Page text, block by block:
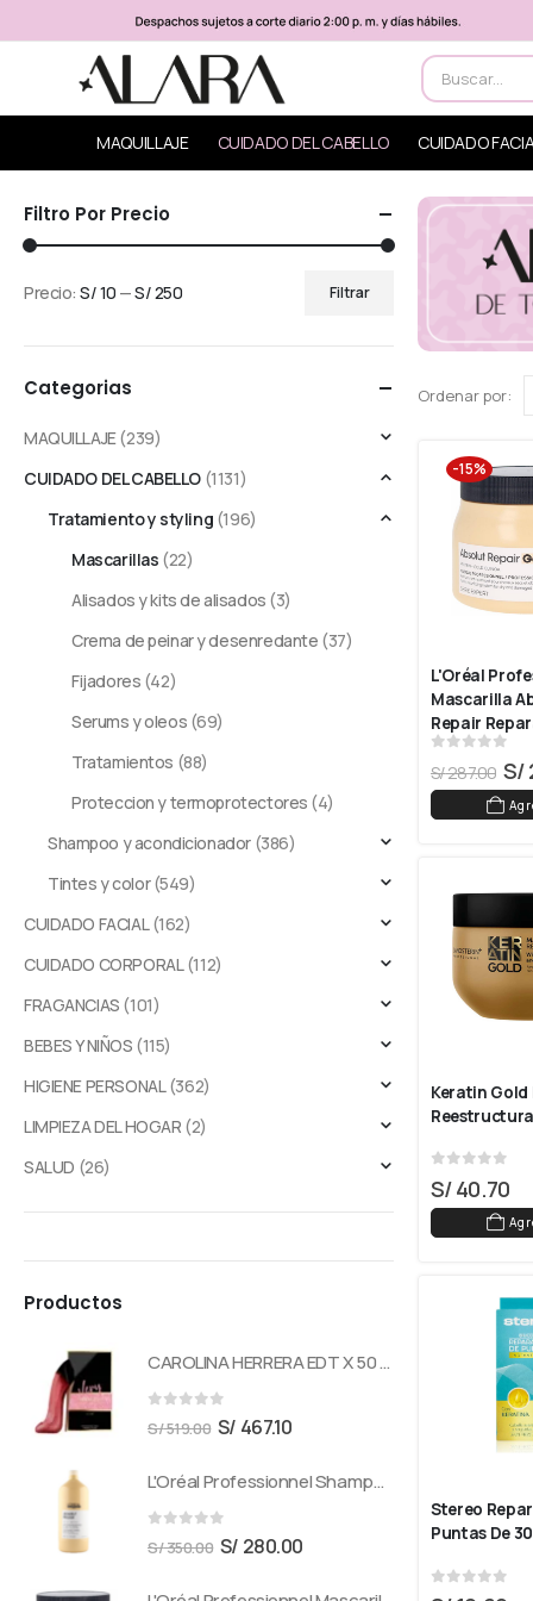
MAQUILLAJE CUIDADO DEL CABELLO CUIDADO
Ordenar por:
-15%
L'Oréal
Mascarilla
Repair
Cabello
S/287.00 S/
Keratin
S/40.70
Stereo
Puntas De
Filtro Por Precio
Filtrar
Precio:S/ 10 —S/ 250
Categorias
MAQUILLAJE(239)
CUIDADO DEL CABELLO (1131)
Tratamiento y styling (196)
Mascarillas (22)
Alisados y kits de alisados (3)
Crema de peinar y desenredante (37)
Fijadores (42)
Serums y oleos (69)
Tratamientos (88)
Proteccion y termoprotectores (4)
Shampoo y acondicionador (386)
Tintes y color (549)
CUIDADO FACIAL (162)
CUIDADO CORPORAL(112)
FRAGANCIAS (101)
BEBES Y NIÑOS (115)
HIGIENE PERSONAL(362)
LIMPIEZA DEL HOGAR (2)
SALUD (26)
Productos
CAROLINA HERRERA EDT X 50 ML VERY GOOD GIRL GLAM
out of 5
S/519.00 S/ 467.10
L'Oréal Professionnel Shampoo Absolut Repair Para Cabello Dañado 1500 ml
out of 5
S/350.00 S/ 280.00